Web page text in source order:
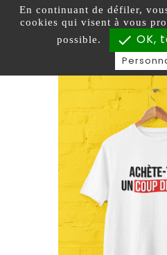

En continuant de défiler,
cookies qui visent à vous
possible.
check OK,